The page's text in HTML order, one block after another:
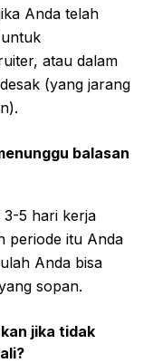
Anda telah
atau dalam
(yang jarang
balasan
3-5 hari kerja
periode itu Anda
Anda bisa
sopan.
jika tidak